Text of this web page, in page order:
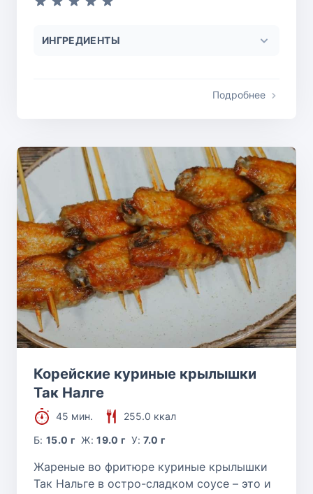
ИНГРЕДИЕНТЫ
Подробнее
Корейские куриные крылышки
Так Налге
45 мин.
255.0 ккал
Б:15.0 г Ж:19.0 г У:7.0 г
Жареные во фритюре куриные крылышки
Так Нальге в остро-сладком соусе – это и